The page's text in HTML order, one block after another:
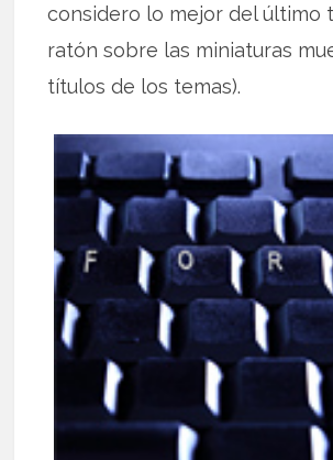
considero lo mejor del último
ratón sobre las miniaturas
títulos de los temas).